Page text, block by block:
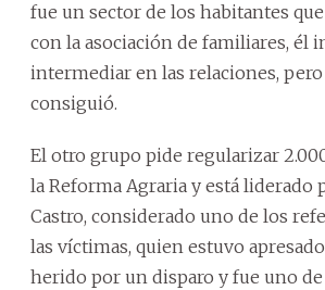
fue un sector de los habitantes
con la asociación de familiares, él
intermediar en las relaciones,
consiguió.
El otro grupo pide regularizar
la Reforma Agraria y está liderado
Castro, considerado uno de los
las víctimas, quien estuvo
herido por un disparo y fue uno